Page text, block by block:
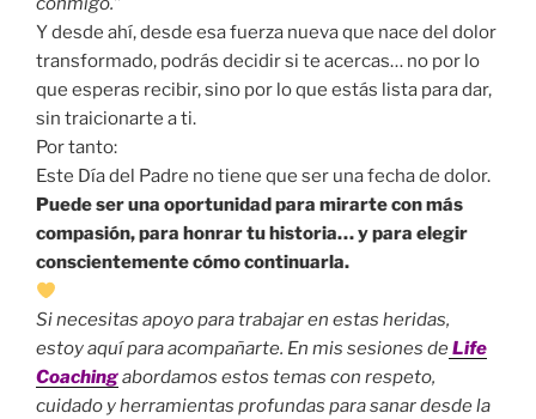
Y desde ahí, desde esa fuerza nueva que nace del dolor
transformado, podrás decidir si te acercas… no por lo
que esperas recibir, sino por lo que estás lista para dar,
sin traicionarte a ti.
Por tanto:
Este Día del Padre no tiene que ser una fecha de dolor.
Puede ser una oportunidad para mirarte con más
compasión, para honrar tu historia… y para elegir
conscientemente cómo continuarla.
Si necesitas apoyo para trabajar en estas heridas,
estoy aquí para acompañarte. En mis sesiones deLife
Coachingabordamos estos temas con respeto,
cuidado y herramientas profundas para sanar desde la